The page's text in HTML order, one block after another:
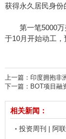
获得永久居民身份
第一笔5000万
于10月开始动工，
上一篇： 印度拥抱非
下一篇： BOT项目融
相关新闻：